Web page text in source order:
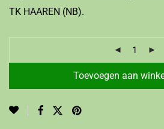
TK HAAREN (NB).
Toevoegen aan